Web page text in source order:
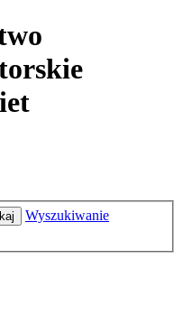
Wyszukiwanie